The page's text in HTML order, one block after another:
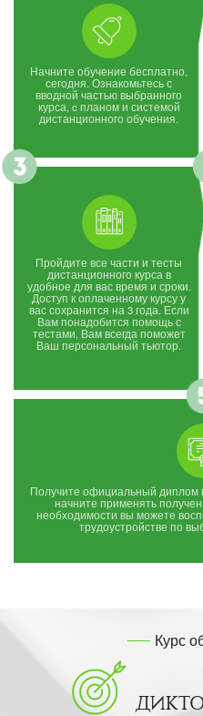
Начните обучение бесплатно,
сегодня. Ознакомьтесь с
вводной частью выбранного
курса, c планом и системой
дистанционного обучения.
Пройдите все части и тесты
дистанционного курса в
удобное для вас время и сроки.
Доступ к оплаченному курсу у
вас сохранится на 3 года. Если
Вам понадобится помощь с
тестами, Вам всегда поможет
Ваш персональный тьютор.
Получите официальный диплом
начните применять
необходимости вы можете
трудоустройстве по
Курс